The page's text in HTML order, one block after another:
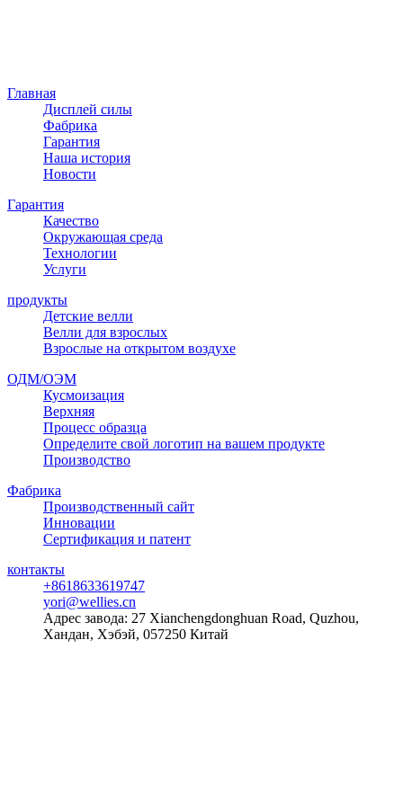
Главная
Дисплей силы
Фабрика
Гарантия
Наша история
Новости
Гарантия
Качество
Окружающая среда
Технологии
Услуги
продукты
Детские велли
Велли для взрослых
Взрослые на открытом воздухе
ОДМ/ОЭМ
Кусмоизация
Верхняя
Процесс образца
Определите свой логотип на вашем продукте
Производство
Фабрика
Производственный сайт
Инновации
Сертификация и патент
контакты
+8618633619747
yori@wellies.cn
Адрес завода: 27 Xianchengdonghuan Road, Quzhou,
Хандан, Хэбэй, 057250 Китай